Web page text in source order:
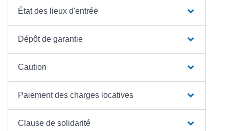
État des lieux d'entrée
Dépôt de garantie
Caution
Paiement des charges locatives
Clause de solidarité